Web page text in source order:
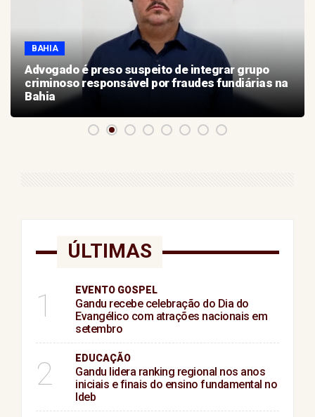
BAHIA
Advogado é preso suspeito de integrar grupo
criminoso responsável por fraudes fundiárias na
Bahia
ÚLTIMAS
1 EVENTO GOSPEL
Gandu recebe celebração do Dia do
Evangélico com atrações nacionais em
setembro
2 EDUCAÇÃO
Gandu lidera ranking regional nos anos
iniciais e finais do ensino fundamental no
Ideb